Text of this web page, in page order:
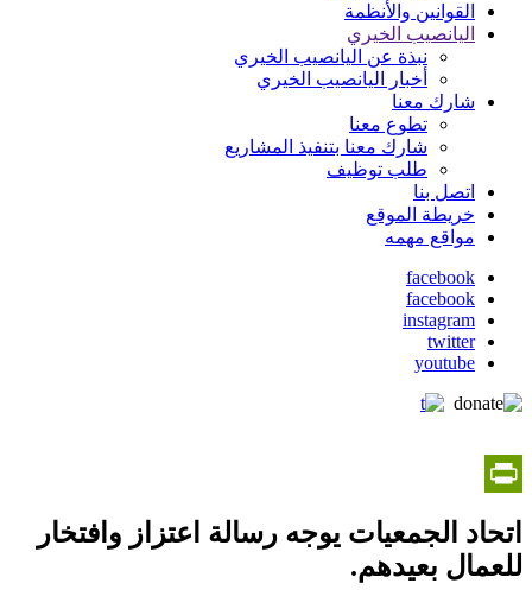
القوانين والأنظمة
اليانصيب الخيري
نبذة عن اليانصيب الخيري
أخبار اليانصيب الخيري
شارك معنا
تطوع معنا
شارك معنا بتنفيذ المشاريع
طلب توظيف
اتصل بنا
خريطة الموقع
مواقع مهمه
social
media
facebook
facebook
instagram
twitter
youtube
اتحاد الجمعيات يوجه رسالة اعتزاز وافتخار
للعمال بعيدهم.